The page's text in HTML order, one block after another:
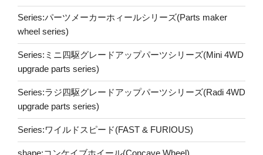
Series:パーツメーカーホィールシリーズ(Parts maker
wheel series)
Series:ミニ四駆グレードアップパーツシリーズ(Mini 4WD
upgrade parts series)
Series:ラジ四駆グレードアップパーツシリーズ(Radi 4WD
upgrade parts series)
Series:ワイルドスピード(FAST & FURIOUS)
shape:コンケイブホイール(Concave Wheel)